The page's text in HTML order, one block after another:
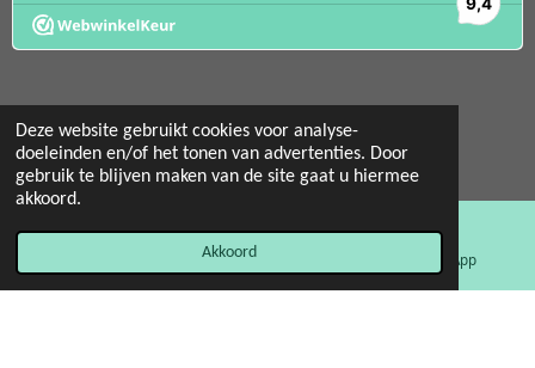
Deze website gebruikt cookies voor analyse-
doeleinden en/of het tonen van advertenties. Door
gebruik te blijven maken van de site gaat u hiermee
akkoord.
Akkoord
© 2022 - 2026 Mint 11 giftstore
Powered by
Facebook WhatsApp